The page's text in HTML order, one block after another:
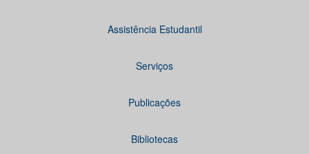
Assistência Estudantil
Serviços
Publicações
Bibliotecas